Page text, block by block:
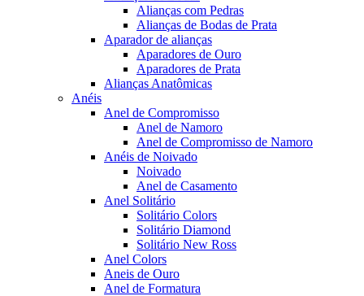
Alianças com Pedras
Alianças de Bodas de Prata
Aparador de alianças
Aparadores de Ouro
Aparadores de Prata
Alianças Anatômicas
Anéis
Anel de Compromisso
Anel de Namoro
Anel de Compromisso de Namoro
Anéis de Noivado
Noivado
Anel de Casamento
Anel Solitário
Solitário Colors
Solitário Diamond
Solitário New Ross
Anel Colors
Aneis de Ouro
Anel de Formatura